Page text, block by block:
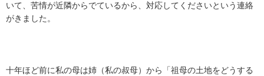
いて、苦情が近隣からでているから、対応してくださいという連絡
がきました。
十年ほど前に私の母は姉（私の叔母）から「祖母の土地をどうする